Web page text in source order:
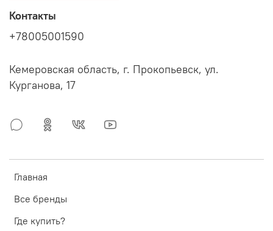
Главная
Все бренды
Где купить?
Контакты
+78005001590
Кемеровская область, г. Прокопьевск, ул.
Курганова, 17